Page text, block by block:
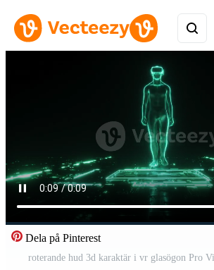
Dela på Pinterest
roterande hud 3d karaktär i vr glasögon Pro